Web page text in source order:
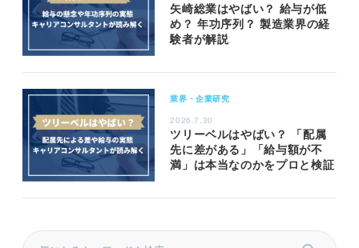
矢崎総業はやばい？ 給与が低
め？ 年功序列？ 製造業界の経
験者が解説
業界・企業研究
2026.7.30
ツリーベルはやばい？ 「配属
先に差がある」「給与額が不
満」は本当なのかをプロと検証